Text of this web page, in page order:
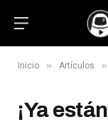
Inicio » Artículos »
¡Ya